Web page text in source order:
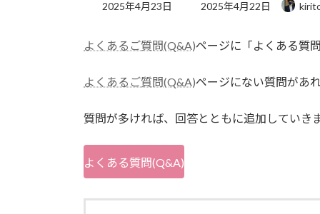
2025年4月23日
最
新
:
2025年4月22日
よくあるご質問(Q&A)ページに「よくある質
よくあるご質問(Q&A)ページにない質問があ
質問が多ければ、回答とともに追加していき
よくある質問(Q&A)